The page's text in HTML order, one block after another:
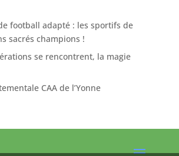
football adapté : les sportifs de
sacrés champions !
se rencontrent, la magie
CAA de l’Yonne